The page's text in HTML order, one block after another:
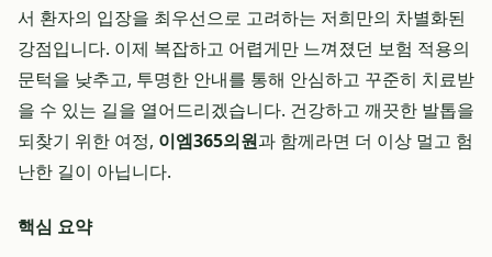
서 환자의 입장을 최우선으로 고려하는 저희만의 차별화된
강점입니다. 이제 복잡하고 어렵게만 느껴졌던 보험 적용의
문턱을 낮추고, 투명한 안내를 통해 안심하고 꾸준히 치료받
을 수 있는 길을 열어드리겠습니다. 건강하고 깨끗한 발톱을
되찾기 위한 여정, 이엠365의원과 함께라면 더 이상 멀고 험
난한 길이 아닙니다.
핵심 요약